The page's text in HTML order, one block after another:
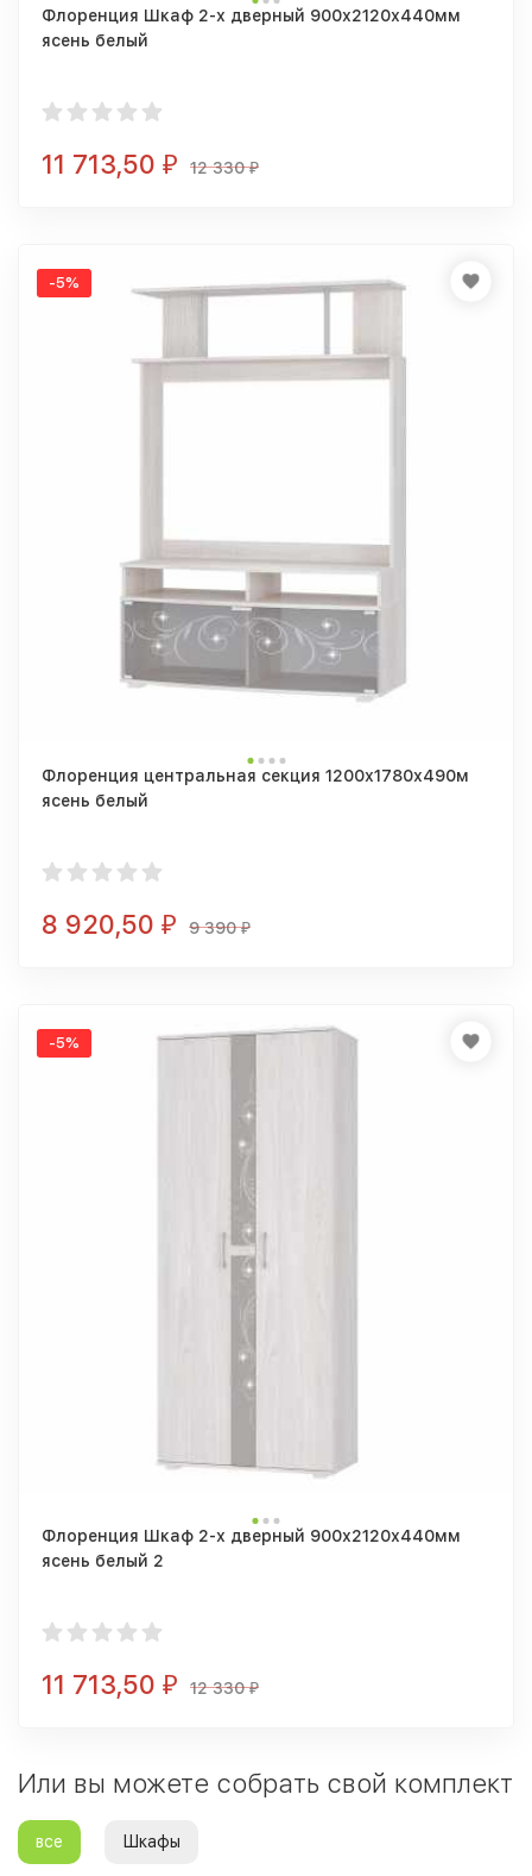
Флоренция Шкаф 2-х дверный 900х2120х440мм
ясень белый
11 713,50 ₽ 12 330₽
-5%
Флоренция центральная секция 1200х1780х490м
ясень белый
8 920,50 ₽ 9 390₽
-5%
Флоренция Шкаф 2-х дверный 900х2120х440мм
ясень белый 2
11 713,50 ₽ 12 330₽
Или вы можете собрать свой комплект
все Шкафы